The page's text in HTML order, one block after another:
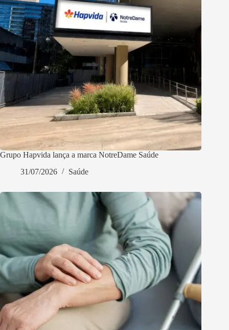
Grupo Hapvida lança a marca NotreDame Saúde
31/07/2026
Saúde